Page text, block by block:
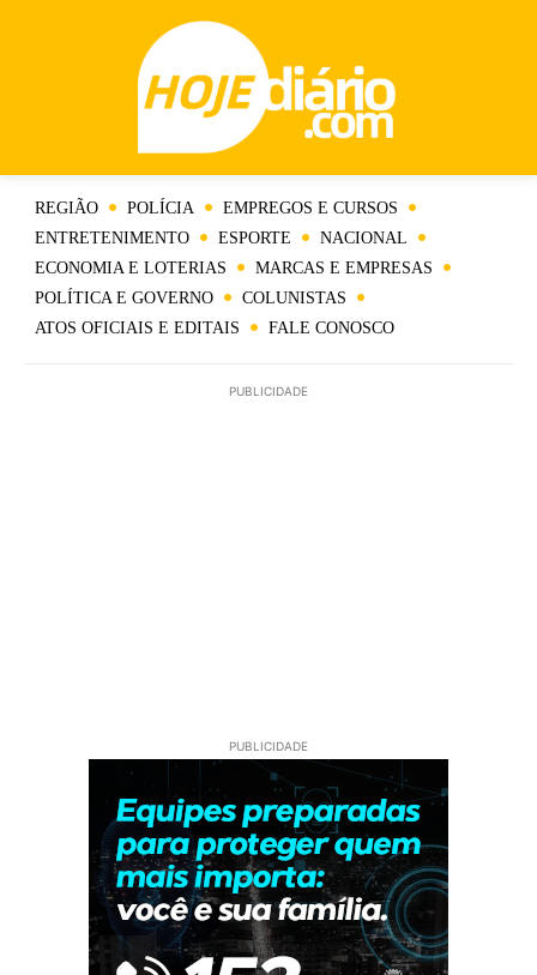
REGIÃO POLÍCIA
EMPREGOS E CURSOS
ENTRETENIMENTO
ESPORTE
NACIONAL
ECONOMIA E LOTERIAS
MARCAS E EMPRESAS
POLÍTICA E GOVERNO
COLUNISTAS
ATOS OFICIAIS E EDITAIS
FALE CONOSCO
PUBLICIDADE
PUBLICIDADE